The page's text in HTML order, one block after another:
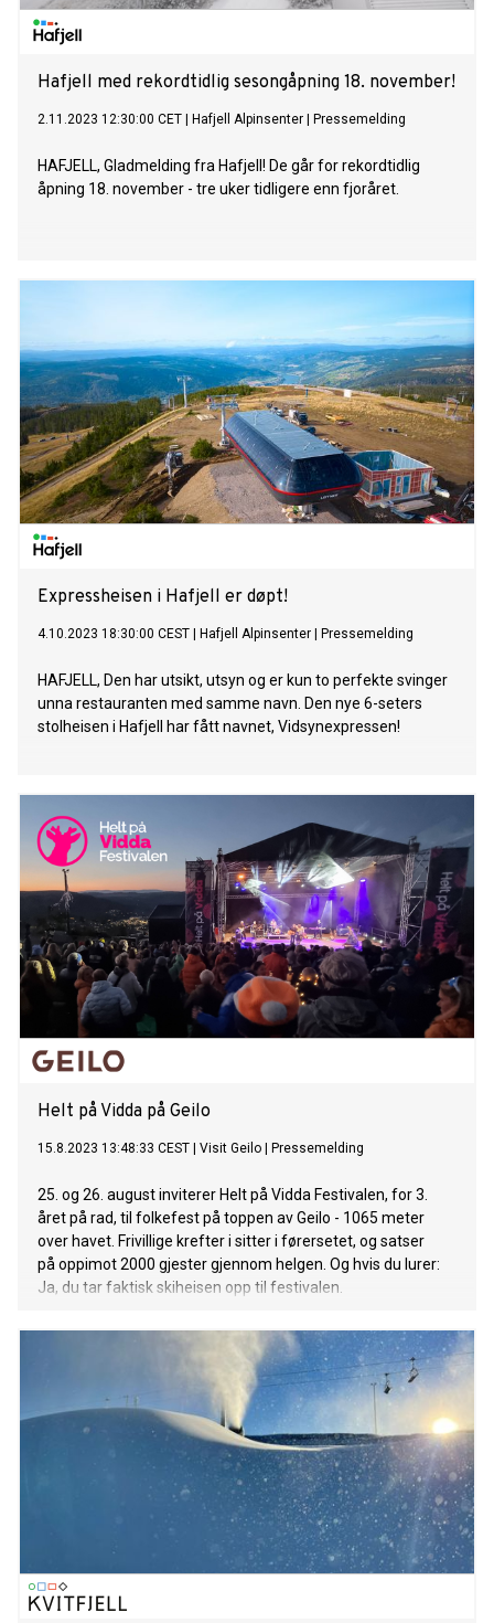
Hafjell med rekordtidlig sesongåpning 18. november!
2.11.2023 12:30:00 CET Hafjell Alpinsenter Pressemelding
HAFJELL, Gladmelding fra Hafjell! De går for rekordtidlig
åpning 18. november - tre uker tidligere enn fjoråret.
Expressheisen i Hafjell er døpt!
4.10.2023 18:30:00 CEST Hafjell Alpinsenter Pressemelding
HAFJELL, Den har utsikt, utsyn og er kun to perfekte svinger
unna restauranten med samme navn. Den nye 6-seters
stolheisen i Hafjell har fått navnet, Vidsynexpressen!
Helt på Vidda på Geilo
15.8.2023 13:48:33 CEST Visit Geilo Pressemelding
25. og 26. august inviterer Helt på Vidda Festivalen, for 3.
året på rad, til folkefest på toppen av Geilo - 1065 meter
over havet. Frivillige krefter i sitter i førersetet, og satser
på oppimot 2000 gjester gjennom helgen. Og hvis du lurer:
Ja, du tar faktisk skiheisen opp til festivalen.